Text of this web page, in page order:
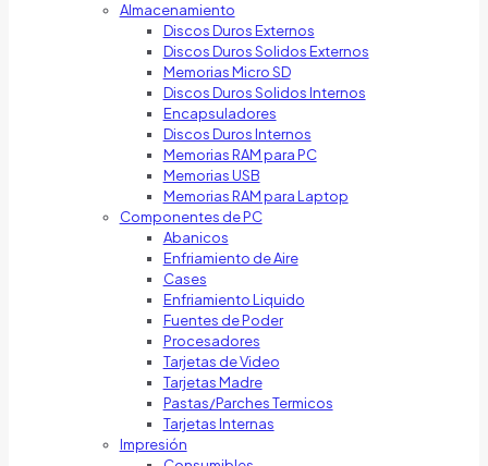
Almacenamiento
Discos Duros Externos
Discos Duros Solidos Externos
Memorias Micro SD
Discos Duros Solidos Internos
Encapsuladores
Discos Duros Internos
Memorias RAM para PC
Memorias USB
Memorias RAM para Laptop
Componentes de PC
Abanicos
Enfriamiento de Aire
Cases
Enfriamiento Liquido
Fuentes de Poder
Procesadores
Tarjetas de Video
Tarjetas Madre
Pastas/Parches Termicos
Tarjetas Internas
Impresión